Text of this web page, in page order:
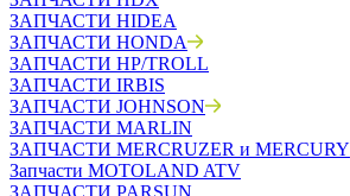
ЗАПЧАСТИ HIDEA
ЗАПЧАСТИ HONDA
ЗАПЧАСТИ HP/TROLL
ЗАПЧАСТИ IRBIS
ЗАПЧАСТИ JOHNSON
ЗАПЧАСТИ MARLIN
ЗАПЧАСТИ MERCRUZER и MERCURY
Запчасти MOTOLAND ATV
ЗАПЧАСТИ PARSUN